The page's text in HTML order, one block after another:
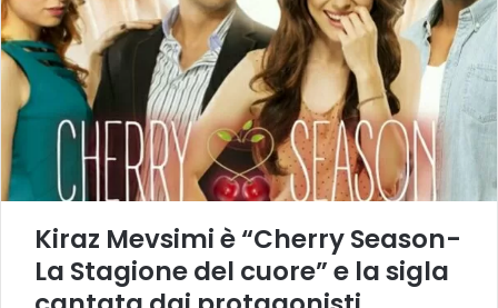
Kiraz Mevsimi è “Cherry Season-
La Stagione del cuore” e la sigla